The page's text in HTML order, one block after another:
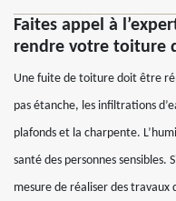
Faites appel à
rendre votre toiture
Une fuite de toiture doit être
pas étanche, les infiltrations
plafonds et la charpente.
santé des personnes sensibles.
mesure de réaliser des travaux